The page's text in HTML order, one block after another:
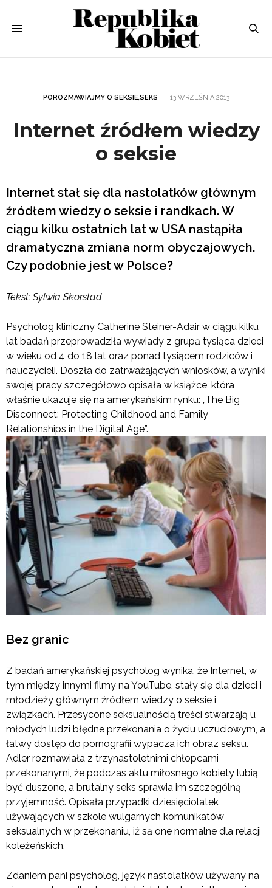
POROZMAWIAJMY O SEKSIE,SEKS 13 WRZEŚNIA 2013
Internet źródłem wiedzy
o seksie
Internet stał się dla nastolatków głównym
źródłem wiedzy o seksie i randkach. W
ciągu kilku ostatnich lat w USA nastąpiła
dramatyczna zmiana norm obyczajowych.
Czy podobnie jest w Polsce?
Tekst: Sylwia Skorstad
Psycholog kliniczny Catherine Steiner-Adair w ciągu kilku
lat badań przeprowadziła wywiady z grupą tysiąca dzieci
w wieku od 4 do 18 lat oraz ponad tysiącem rodziców i
nauczycieli. Doszła do zatrważających wniosków, a wyniki
swojej pracy szczegółowo opisała w książce, która
właśnie ukazuje się na amerykańskim rynku: „The Big
Disconnect: Protecting Childhood and Family
Relationships in the Digital Age”.
Bez granic
Z badań amerykańskiej psycholog wynika, że Internet, w
tym między innymi filmy na YouTube, stały się dla dzieci i
młodzieży głównym źródłem wiedzy o seksie i
związkach. Przesycone seksualnością treści stwarzają u
młodych ludzi błędne przekonania o życiu uczuciowym, a
łatwy dostęp do pornografii wypacza ich obraz seksu.
Adler rozmawiała z trzynastoletnimi chłopcami
przekonanymi, że podczas aktu miłosnego kobiety lubią
być duszone, a brutalny seks sprawia im szczególną
przyjemność. Opisała przypadki dziesięciolatek
używających w szkole wulgarnych komunikatów
seksualnych w przekonaniu, iż są one normalne dla relacji
koleżeńskich.
Zdaniem pani psycholog, język nastolatków używany na